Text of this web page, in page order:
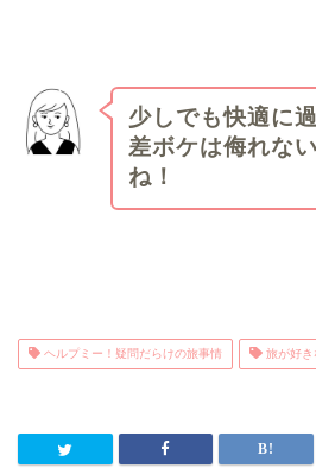
少しでも快適に
差ボケは侮れな
ね！
ヘルプミー！疑問だらけの旅事情 旅が好き